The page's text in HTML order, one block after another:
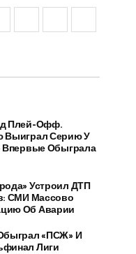
Плей-Офф.
Выиграл Серию У
Впервые Обыграла
Устроил ДТП
СМИ Массово
Об Аварии
«ПСЖ» И
Лиги